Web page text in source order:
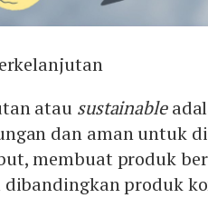
atau sustainable
dan aman untuk
membuat produk
produk